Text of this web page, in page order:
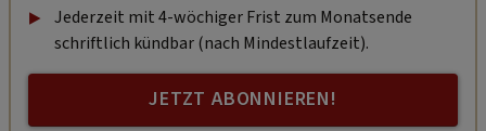
Jederzeit mit 4-wöchiger Frist zum Monatsende
schriftlich kündbar (nach Mindestlaufzeit).
JETZT ABONNIEREN!